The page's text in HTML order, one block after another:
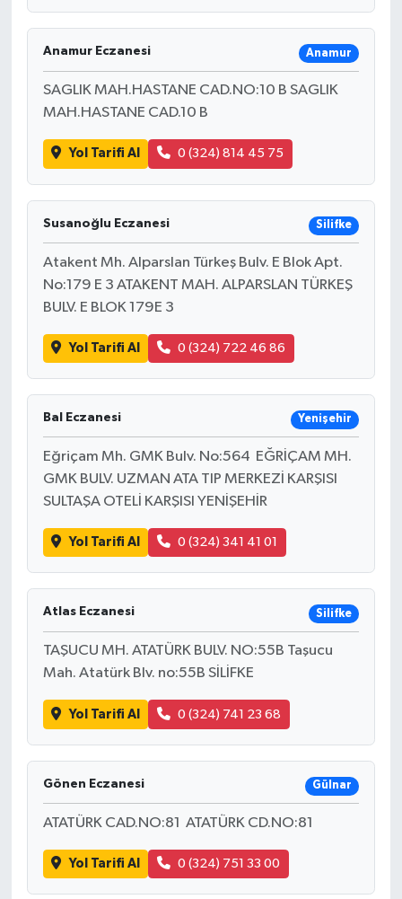
Anamur Eczanesi Anamur
SAGLIK MAH.HASTANE CAD.NO:10 B SAGLIK
MAH.HASTANE CAD.10 B
Yol Tarifi Al 0 (324) 814 45 75
Susanoğlu Eczanesi Silifke
Atakent Mh. Alparslan Türkeş Bulv. E Blok Apt.
No:179 E 3 ATAKENT MAH. ALPARSLAN TÜRKEŞ
BULV. E BLOK 179E 3
Yol Tarifi Al 0 (324) 722 46 86
Bal Eczanesi Yenişehir
Eğriçam Mh. GMK Bulv. No:564 EĞRİÇAM MH.
GMK BULV. UZMAN ATA TIP MERKEZİ KARŞISI
SULTAŞA OTELİ KARŞISI YENİŞEHİR
Yol Tarifi Al 0 (324) 341 41 01
Atlas Eczanesi Silifke
TAŞUCU MH. ATATÜRK BULV. NO:55B Taşucu
Mah. Atatürk Blv. no:55B SİLİFKE
Yol Tarifi Al 0 (324) 741 23 68
Gönen Eczanesi Gülnar
ATATÜRK CAD.NO:81 ATATÜRK CD.NO:81
Yol Tarifi Al 0 (324) 751 33 00